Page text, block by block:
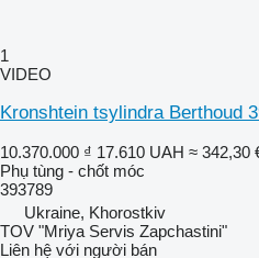
1
VIDEO
Kronshtein tsylindra Berthoud
10.370.000 ₫ 17.610 UAH ≈ 342,30
Phụ tùng - chốt móc
393789
Ukraine, Khorostkiv
TOV "Mriya Servis Zapchastini"
Liên hệ với người bán